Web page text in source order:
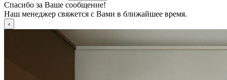
Спасибо за Ваше сообщение!
Наш менеджер свяжется с Вами в ближайшее время.